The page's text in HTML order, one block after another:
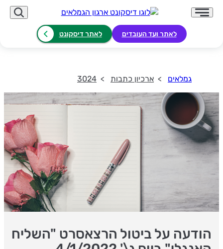
לאתר ועד העובדים לאתר דיסקונט
גמלאים ארכיון כתבות 3024
הודעה על ביטול הרצאסרט "השליח